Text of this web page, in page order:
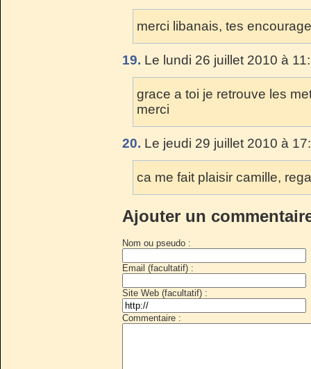
merci libanais, tes
19. Le lundi 26 juillet 2010 à
grace a toi je retrouve les
merci
20. Le jeudi 29 juillet 2010 à
ca me fait plaisir camille,
Ajouter un
Nom ou pseudo :
Email (facultatif) :
Site Web (facultatif) :
Commentaire :